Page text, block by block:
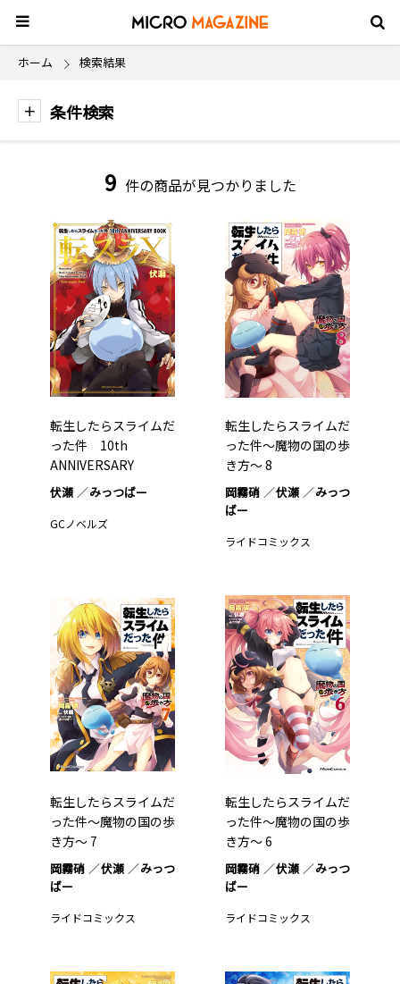
ホーム 検索結果
条件検索
9 件の商品が見つかりました
転生したらスライムだ
った件 10th
ANNIVERSARY
BOOK…1
伏瀬 みっつばー
GCノベルズ
転生したらスライムだ
った件～魔物の国の歩
き方～ 8
岡霧硝 伏瀬
みっつ
ばー
ライドコミックス
転生したらスライムだ
った件～魔物の国の歩
き方～ 7
岡霧硝 伏瀬
みっつ
ばー
ライドコミックス
転生したらスライムだ
った件～魔物の国の歩
き方～ 6
岡霧硝 伏瀬
みっつ
ばー
ライドコミックス